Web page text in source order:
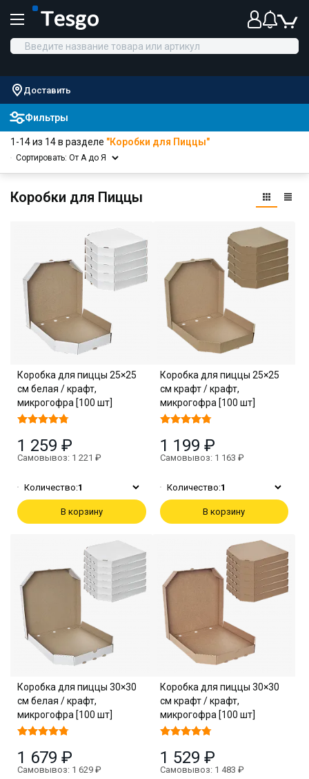
Доставить
Фильтры
1-14 из 14 в разделе "Коробки для Пиццы"
Сортировать: От А до Я
Коробки для Пиццы
Коробка для пиццы 25×25
см белая / крафт,
микрогофра [100 шт]
1 259 ₽
Самовывоз: 1 221 ₽
Количество:1
В корзину
Коробка для пиццы 25×25
см крафт / крафт,
микрогофра [100 шт]
1 199 ₽
Самовывоз: 1 163 ₽
Количество:1
В корзину
Коробка для пиццы 30×30
см белая / крафт,
микрогофра [100 шт]
1 679 ₽
Самовывоз: 1 629 ₽
Коробка для пиццы 30×30
см крафт / крафт,
микрогофра [100 шт]
1 529 ₽
Самовывоз: 1 483 ₽